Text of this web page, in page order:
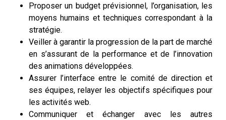
Proposer un budget prévisionnel, l’organisation, les
moyens humains et techniques correspondant à la
stratégie.
Veiller à garantir la progression de la part de marché
en s’assurant de la performance et de l’innovation
des animations développées.
Assurer l’interface entre le comité de direction et
ses équipes, relayer les objectifs spécifiques pour
les activités web.
Communiquer et échanger avec les autres